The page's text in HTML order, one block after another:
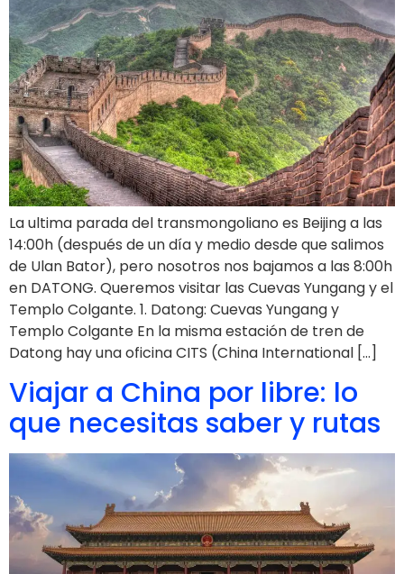
La ultima parada del transmongoliano es Beijing a las
14:00h (después de un día y medio desde que salimos
de Ulan Bator), pero nosotros nos bajamos a las 8:00h
en DATONG. Queremos visitar las Cuevas Yungang y el
Templo Colgante. 1. Datong: Cuevas Yungang y
Templo Colgante En la misma estación de tren de
Datong hay una oficina CITS (China International […]
Viajar a China por libre: lo
que necesitas saber y rutas